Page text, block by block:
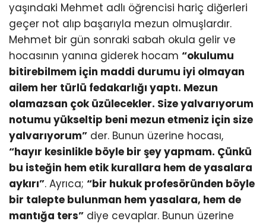
yaşındaki Mehmet adlı öğrencisi hariç diğerleri
geçer not alıp başarıyla mezun olmuşlardır.
Mehmet bir gün sonraki sabah okula gelir ve
hocasının yanına giderek hocam “okulumu
bitirebilmem için maddi durumu iyi olmayan
ailem her türlü fedakarlığı yaptı. Mezun
olamazsan çok üzülecekler. Size yalvarıyorum
notumu yükseltip beni mezun etmeniz için size
yalvarıyorum” der. Bunun üzerine hocası,
“hayır kesinlikle böyle bir şey yapmam. Çünkü
bu isteğin hem etik kurallara hem de yasalara
aykırı”. Ayrıca; “bir hukuk profesöründen böyle
bir talepte bulunman hem yasalara, hem de
mantığa ters” diye cevaplar. Bunun üzerine